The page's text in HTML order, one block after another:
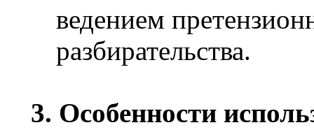
ведением
разбирательства.
3. Особенности